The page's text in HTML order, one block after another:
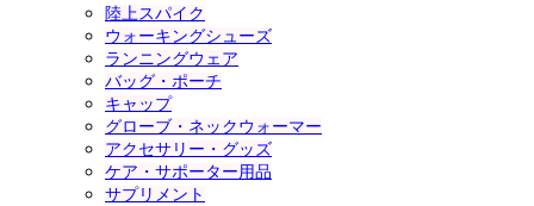
陸上スパイク
ウォーキングシューズ
ランニングウェア
バッグ・ポーチ
キャップ
グローブ・ネックウォーマー
アクセサリー・グッズ
ケア・サポーター用品
サプリメント